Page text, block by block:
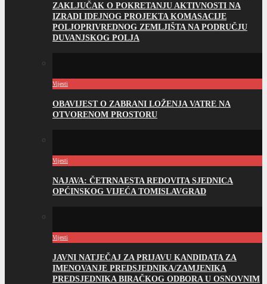
ZAKLJUČAK O POKRETANJU AKTIVNOSTI NA
IZRADI IDEJNOG PROJEKTA KOMASACIJE
POLJOPRIVREDNOG ZEMLJIŠTA NA PODRUČJU
DUVANJSKOG POLJA
Vijesti
OBAVIJEST O ZABRANI LOŽENJA VATRE NA
OTVORENOM PROSTORU
Vijesti
NAJAVA: ČETRNAESTA REDOVITA SJEDNICA
OPĆINSKOG VIJEĆA TOMISLAVGRAD
Vijesti
JAVNI NATJEČAJ ZA PRIJAVU KANDIDATA ZA
IMENOVANJE PREDSJEDNIKA/ZAMJENIKA
PREDSJEDNIKA BIRAČKOG ODBORA U OSNOVNIM